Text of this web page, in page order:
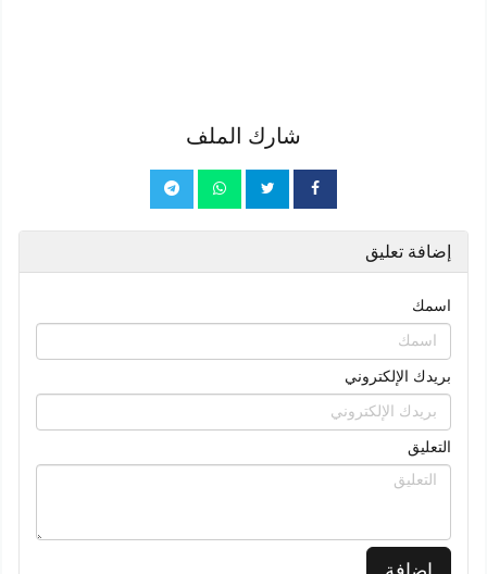
شارك الملف
إضافة تعليق
اسمك
بريدك الإلكتروني
التعليق